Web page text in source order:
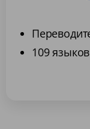
109 языков